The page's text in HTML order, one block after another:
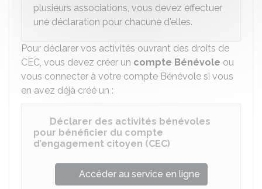
plusieurs associations, vous devez effectuer
une déclaration pour chacune d'elles.
Pour déclarer vos activités ouvrant des droits de
CEC, vous devez créer un compte Bénévole ou
vous connecter à votre compte Bénévole si vous
en avez déjà créé un :
Déclarer des activités bénévoles
pour bénéficier du compte
d’engagement citoyen (CEC)
Accéder au service en ligne